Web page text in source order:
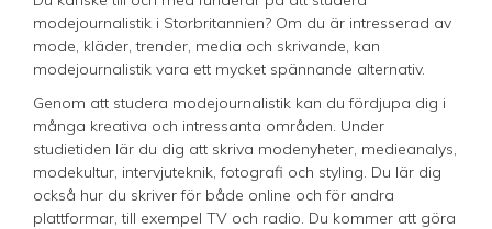
modejournalistik i Storbritannien? Om du är intresserad av
mode, kläder, trender, media och skrivande, kan
modejournalistik vara ett mycket spännande alternativ.
Genom att studera modejournalistik kan du fördjupa dig i
många kreativa och intressanta områden. Under
studietiden lär du dig att skriva modenyheter, medieanalys,
modekultur, intervjuteknik, fotografi och styling. Du lär dig
också hur du skriver för både online och för andra
plattformar, till exempel TV och radio. Du kommer att göra